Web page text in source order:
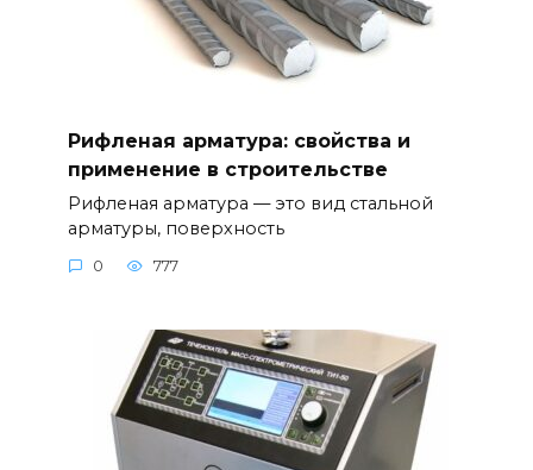
Рифленая арматура: свойства и
применение в строительстве
Рифленая арматура — это вид стальной
арматуры, поверхность
0 777